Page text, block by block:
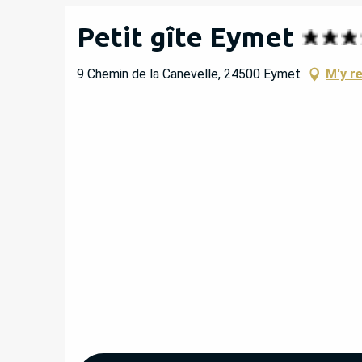
Petit gîte Eymet
9 Chemin de la Canevelle, 24500 Eymet M'y